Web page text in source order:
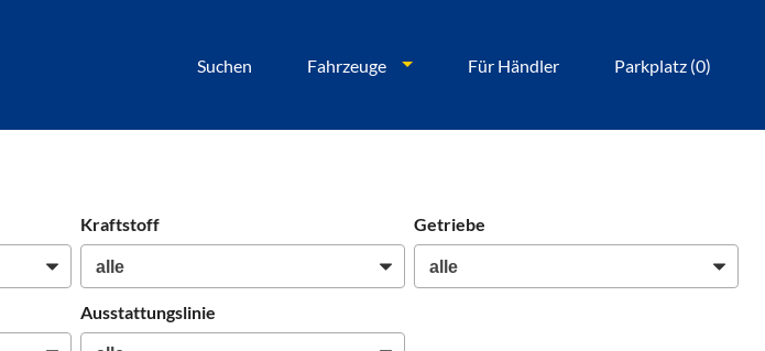
Suchen Fahrzeuge Für Händler Parkplatz (0)
Kraftstoff Getriebe
Ausstattungslinie